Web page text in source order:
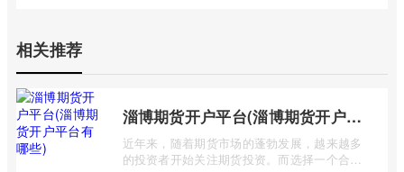
相关推荐
淄博期货开户平台(淄博期货开户平台有哪些)
近年来，随着期货市场的蓬勃发展，越来越多
的投资者开始关注期货投资。而选择一个合适